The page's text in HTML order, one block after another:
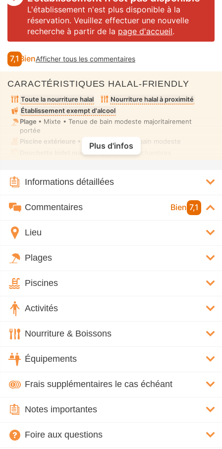
L'établissement n'est plus disponible à la
réservation. Veuillez effectuer une nouvelle
recherche à partir de la page d'accueil.
7,1 BienAfficher tous les commentaires
CARACTÉRISTIQUES HALAL-FRIENDLY
Toute la nourriture halal
Nourriture halal à proximité
Établissement exempt d'alcool
Plage • Mixte • Tenue de bain modeste majoritairement
portée
Piscine extérieure • Mixte • Tenue de bain modeste
Douchette bidet manuel
• Dans toutes chambres
Plus d'infos
Informations détaillées
Commentaires Bien 7,1
Lieu
Plages
Piscines
Activités
Nourriture & Boissons
Équipements
Frais supplémentaires le cas échéant
Notes importantes
Foire aux questions